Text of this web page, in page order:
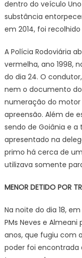
dentro do veículo
substância
em 2014, foi
A Polícia Rodoviária
vermelha, ano 1998,
do dia 24. O
nem o documento
numeração do motor
apreensão. Além de
sendo de Goiânia e
apresentado na
primo há cerca de
utilizava somente
MENOR DETIDO POR
Na noite do dia 18,
PMs Neves e
anos, que fugiu com
poder foi encontrada